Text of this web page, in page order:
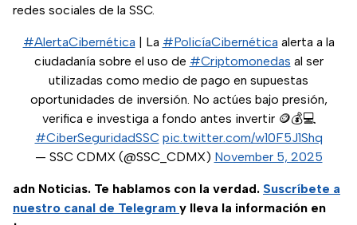
redes sociales de la SSC.
#AlertaCibernética | La #PolicíaCibernética alerta a la
ciudadanía sobre el uso de #Criptomonedas al ser
utilizadas como medio de pago en supuestas
oportunidades de inversión. No actúes bajo presión,
verifica e investiga a fondo antes invertir 🪙💰💻
#CiberSeguridadSSC pic.twitter.com/w10F5J1Shq
— SSC CDMX (@SSC_CDMX) November 5, 2025
adn Noticias. Te hablamos con la verdad. Suscríbete a
nuestro canal de Telegram y lleva la información en